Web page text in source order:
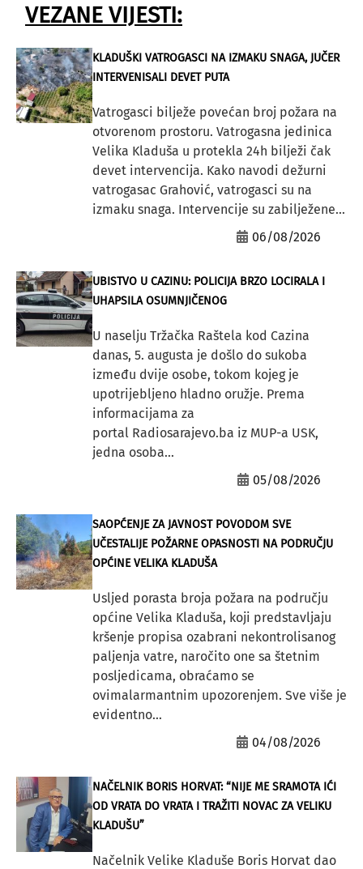
VEZANE VIJESTI:
KLADUŠKI VATROGASCI NA IZMAKU SNAGA, JUČER
INTERVENISALI DEVET PUTA
Vatrogasci bilježe povećan broj požara na
otvorenom prostoru. Vatrogasna jedinica
Velika Kladuša u protekla 24h bilježi čak
devet intervencija. Kako navodi dežurni
vatrogasac Grahović, vatrogasci su na
izmaku snaga. Intervencije su zabilježene...
06/08/2026
UBISTVO U CAZINU: POLICIJA BRZO LOCIRALA I
UHAPSILA OSUMNJIČENOG
U naselju Tržačka Raštela kod Cazina
danas, 5. augusta je došlo do sukoba
između dvije osobe, tokom kojeg je
upotrijebljeno hladno oružje. Prema
informacijama za
portal Radiosarajevo.ba iz MUP-a USK,
jedna osoba...
05/08/2026
SAOPĆENJE ZA JAVNOST POVODOM SVE
UČESTALIJE POŽARNE OPASNOSTI NA PODRUČJU
OPĆINE VELIKA KLADUŠA
Usljed porasta broja požara na području
općine Velika Kladuša, koji predstavljaju
kršenje propisa ozabrani nekontrolisanog
paljenja vatre, naročito one sa štetnim
posljedicama, obraćamo se
ovimalarmantnim upozorenjem. Sve više je
evidentno...
04/08/2026
NAČELNIK BORIS HORVAT: “NIJE ME SRAMOTA IĆI
OD VRATA DO VRATA I TRAŽITI NOVAC ZA VELIKU
KLADUŠU”
Načelnik Velike Kladuše Boris Horvat dao